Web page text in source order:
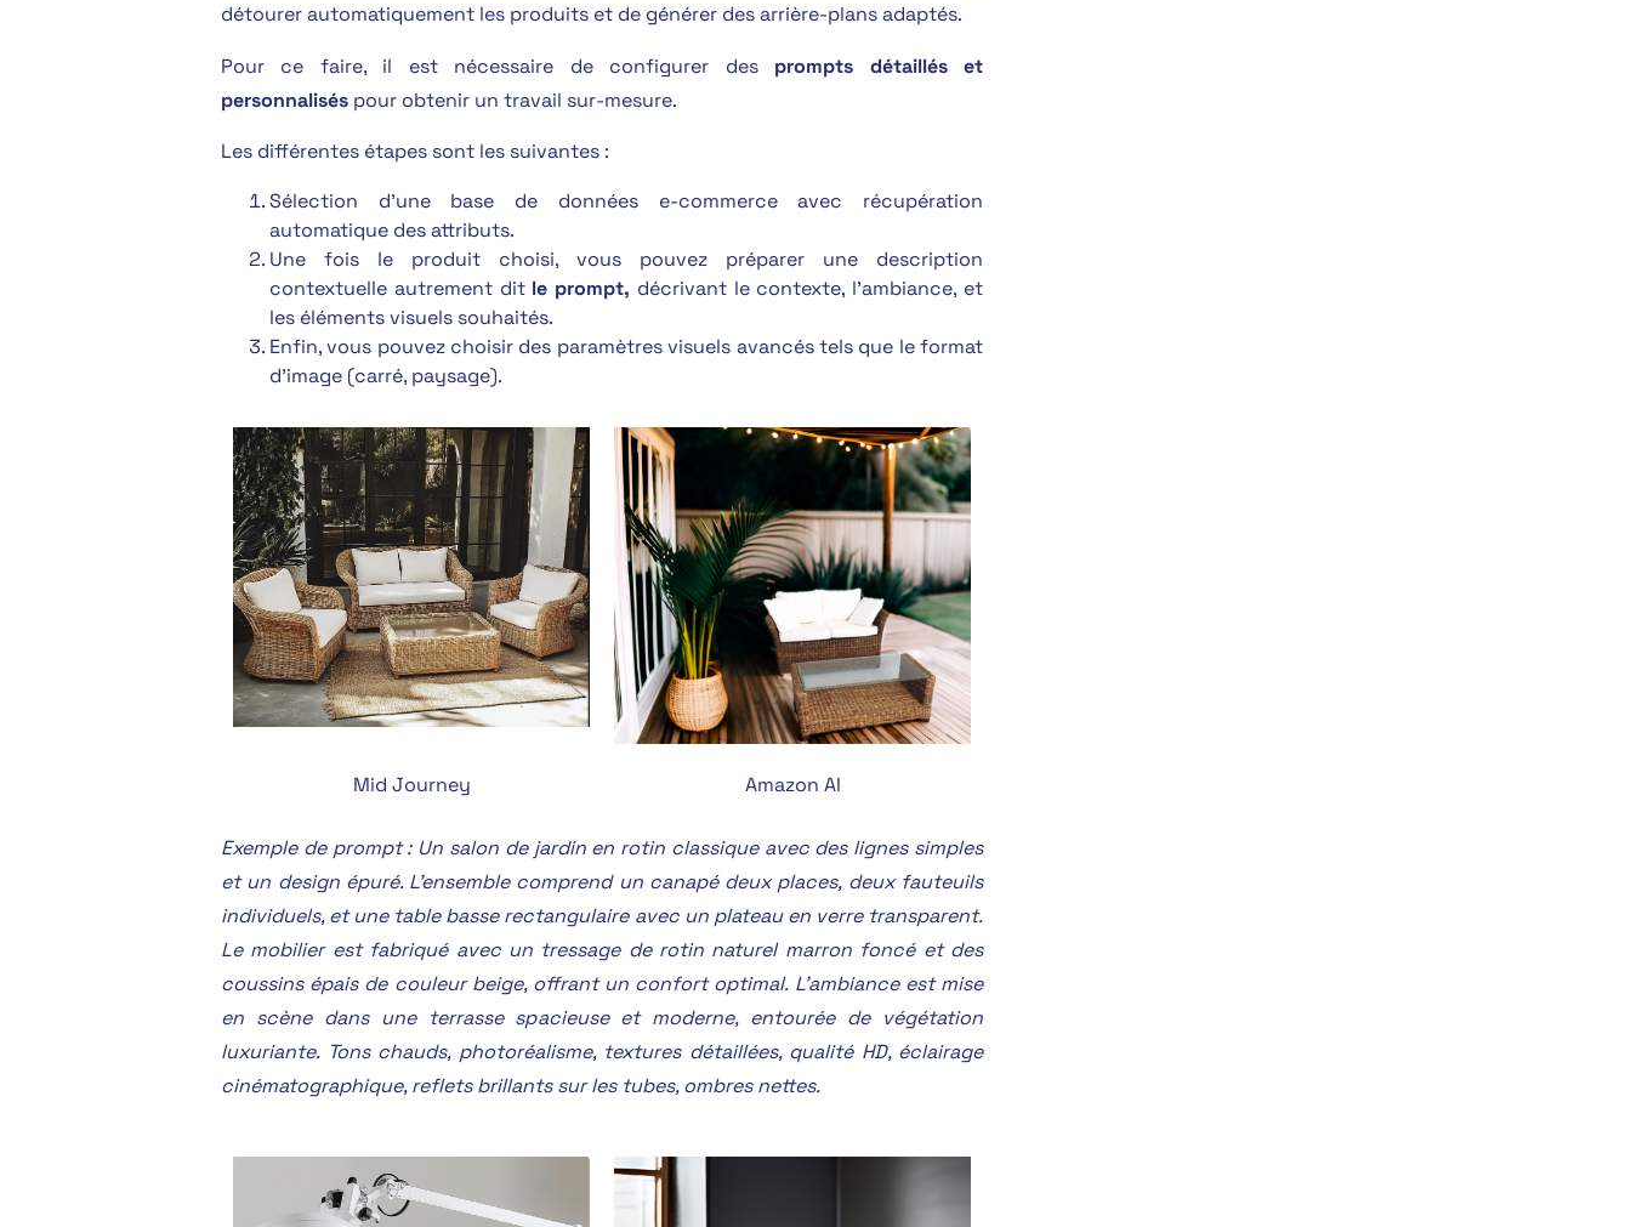
détourer automatiquement les produits et de générer des arrière-plans adaptés.
Pour ce faire, il est nécessaire de configurer des prompts détaillés et
personnalisés pour obtenir un travail sur-mesure.
Les différentes étapes sont les suivantes :
Sélection d’une base de données e-commerce avec récupération
automatique des attributs.
Une fois le produit choisi, vous pouvez préparer une description
contextuelle autrement ditle prompt, décrivant le contexte, l’ambiance, et
les éléments visuels souhaités.
Enfin, vous pouvez choisir des paramètres visuels avancés tels que le format
d’image (carré, paysage).
Mid Journey Amazon AI
Exemple de prompt : Un salon de jardin en rotin classique avec des lignes simples
et un design épuré. L’ensemble comprend un canapé deux places, deux fauteuils
individuels, et une table basse rectangulaire avec un plateau en verre transparent.
Le mobilier est fabriqué avec un tressage de rotin naturel marron foncé et des
coussins épais de couleur beige, offrant un confort optimal. L’ambiance est mise
en scène dans une terrasse spacieuse et moderne, entourée de végétation
luxuriante. Tons chauds, photoréalisme, textures détaillées, qualité HD, éclairage
cinématographique, reflets brillants sur les tubes, ombres nettes.